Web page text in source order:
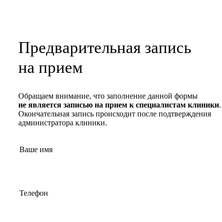
Предварительная запись
на прием
Обращаем внимание, что заполнение данной формы
не является записью на прием к специалистам клиники.
Окончательная запись происходит после подтверждения
администратора клиники.